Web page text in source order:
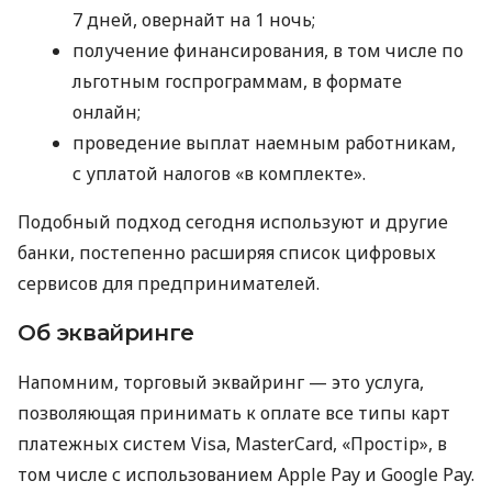
7 дней, овернайт на 1 ночь;
получение финансирования, в том числе по
льготным госпрограммам, в формате
онлайн;
проведение выплат наемным работникам,
с уплатой налогов «в комплекте».
Подобный подход сегодня используют и другие
банки, постепенно расширяя список цифровых
сервисов для предпринимателей.
Об эквайринге
Напомним, торговый эквайринг — это услуга,
позволяющая принимать к оплате все типы карт
платежных систем Visa, MasterCard, «Простір», в
том числе с использованием Apple Pay и Google Pay.